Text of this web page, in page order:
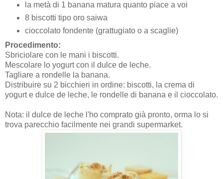
la metà di 1 banana matura quanto piace a voi
8 biscotti tipo oro saiwa
cioccolato fondente (grattugiato o a scaglie)
Procedimento:
Sbriciolare con le mani i biscotti.
Mescolare lo yogurt con il dulce de leche.
Tagliare a rondelle la banana.
Distribuire su 2 bicchieri in ordine: biscotti, la crema di
yogurt e dulce de leche, le rondelle di banana e il cioccolato.
Nota: il dulce de leche l'ho comprato già pronto, orma lo si
trova parecchio facilmente nei grandi supermarket.